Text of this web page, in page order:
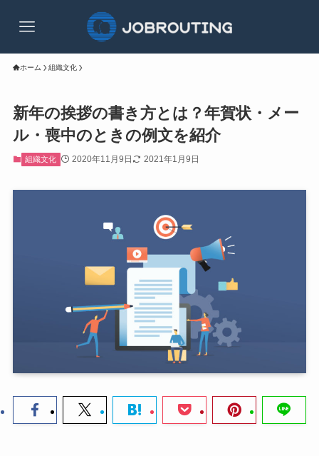
ホーム 組織文化
新年の挨拶の書き方とは？年賀状・メー
ル・喪中のときの例文を紹介
組織文化 2020年11月9日 2021年1月9日